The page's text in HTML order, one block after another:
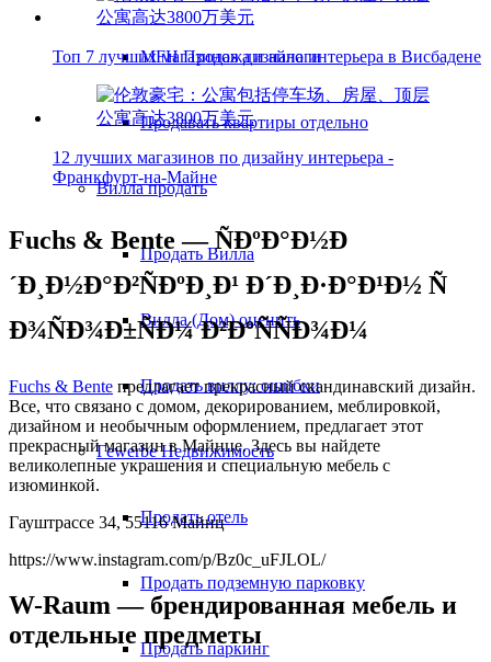
MFH Продажа и налоги
Продавать квартиры отдельно
Виллапродать
Продать Вилла
Вилла (Дом) оценить
Продать виллу: ошибки
ГewerbeНедвижимость
Продать отель
Продать подземную парковку
Продать паркинг
Топ 7 лучших магазинов дизайна интерьера в Висбадене
12 лучших магазинов по дизайну интерьера -
Франкфурт-на-Майне
Fuchs & Bente — ÑÐºÐ°Ð½Ð
´Ð¸Ð½Ð°Ð²ÑÐºÐ¸Ð¹ Ð´Ð¸Ð·Ð°Ð¹Ð½ Ñ
Ð¾ÑÐ¾Ð±ÑÐ¼ Ð²ÐºÑÑÐ¾Ð¼
Fuchs & Bente предлагает прекрасный скандинавский дизайн.
Все, что связано с домом, декорированием, меблировкой,
дизайном и необычным оформлением, предлагает этот
прекрасный магазин в Майнце. Здесь вы найдете
великолепные украшения и специальную мебель с
изюминкой.
Гауштрассе 34, 55116 Майнц
https://www.instagram.com/p/Bz0c_uFJLOL/
W-Raum — брендированная мебель и
отдельные предметы